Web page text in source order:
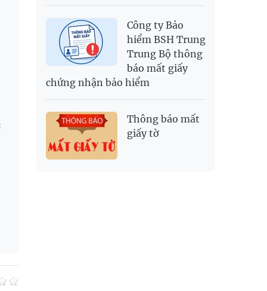
Công ty Bảo
hiểm BSH Trung
Trung Bộ thông
báo mất giấy
chứng nhận bảo hiểm
Thông báo mất
giấy tờ